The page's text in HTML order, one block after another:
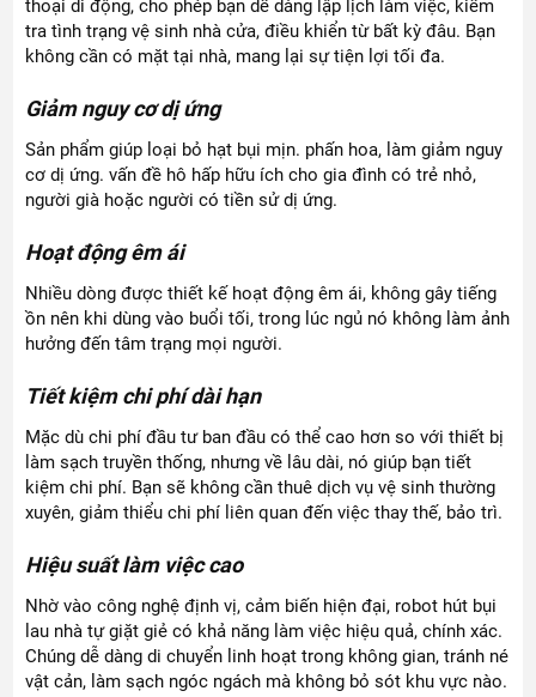
thoại di động, cho phép bạn dễ dàng lập lịch làm việc, kiểm
tra tình trạng vệ sinh nhà cửa, điều khiển từ bất kỳ đâu. Bạn
không cần có mặt tại nhà, mang lại sự tiện lợi tối đa.
Giảm nguy cơ dị ứng
Sản phẩm giúp loại bỏ hạt bụi mịn. phấn hoa, làm giảm nguy
cơ dị ứng. vấn đề hô hấp hữu ích cho gia đình có trẻ nhỏ,
người già hoặc người có tiền sử dị ứng.
Hoạt động êm ái
Nhiều dòng được thiết kế hoạt động êm ái, không gây tiếng
ồn nên khi dùng vào buổi tối, trong lúc ngủ nó không làm ảnh
hưởng đến tâm trạng mọi người.
Tiết kiệm chi phí dài hạn
Mặc dù chi phí đầu tư ban đầu có thể cao hơn so với thiết bị
làm sạch truyền thống, nhưng về lâu dài, nó giúp bạn tiết
kiệm chi phí. Bạn sẽ không cần thuê dịch vụ vệ sinh thường
xuyên, giảm thiểu chi phí liên quan đến việc thay thế, bảo trì.
Hiệu suất làm việc cao
Nhờ vào công nghệ định vị, cảm biến hiện đại, robot hút bụi
lau nhà tự giặt giẻ có khả năng làm việc hiệu quả, chính xác.
Chúng dễ dàng di chuyển linh hoạt trong không gian, tránh né
vật cản, làm sạch ngóc ngách mà không bỏ sót khu vực nào.